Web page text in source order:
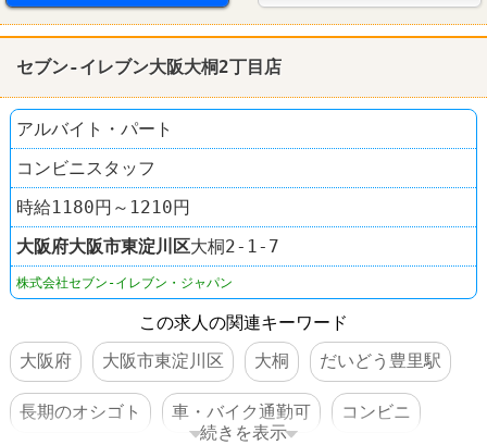
セブン-イレブン大阪大桐2丁目店
アルバイト・パート
コンビニスタッフ
時給1180円～1210円
大阪府大阪市東淀川区大桐2-1-7
株式会社セブン-イレブン・ジャパン
この求人の関連キーワード
大阪府
大阪市東淀川区 大桐 だいどう豊里駅
長期のオシゴト 車・バイク通勤可 コンビニ
続きを表示